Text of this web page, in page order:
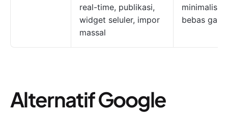
real-time, publikasi,
widget seluler, impor
massal
minimalis
bebas
Alternatif Google